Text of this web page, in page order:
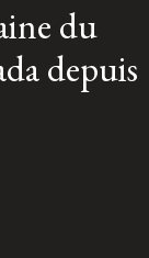
du
depuis